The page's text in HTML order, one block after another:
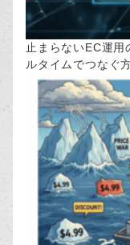
止まらないEC運
ルタイムでつなぐ